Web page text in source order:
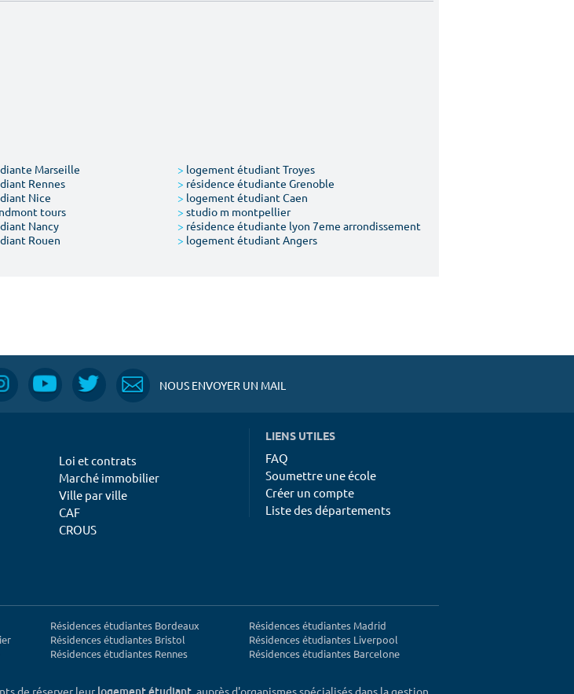
Marseille > logement étudiant Troyes
Rennes > résidence étudiante Grenoble
Nice > logement étudiant Caen
tours > studio m montpellier
Nancy > résidence étudiante lyon 7eme arrondissement
Rouen > logement étudiant Angers
NOUS ENVOYER UN MAIL
Loi et contrats
Marché immobilier
Ville par ville
CAF
CROUS
LIENS UTILES
FAQ
Soumettre une école
Créer un compte
Liste des départements
Résidences étudiantes Bordeaux
Résidences étudiantes Bristol
Résidences étudiantes Rennes
Résidences étudiantes Madrid
Résidences étudiantes Liverpool
Résidences étudiantes Barcelone
de réserver leur , auprès d'organismes spécialisés dans la gestion